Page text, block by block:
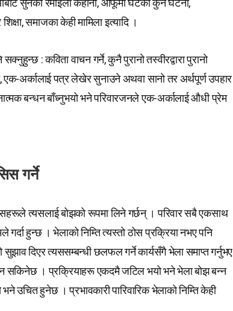
सुनेको रमाइला कहानी, आफूमा घटेको कुनै घटना,
समाजका केही मामिला इत्यादि ।
: कविता वाचन गर्ने, कुनै पुरानो तस्वीरद्वारा पुरानो
अर्कालाई पत्र लेखेर सुनाउने अथवा सानो तर अर्थपूर्ण उपहार
बन्धन बाँध्नुभयो भने परिवारजनले एक-अर्कालाई औधी प्रेम
गर्ने
त्यसलाई बोझको रूपमा लिने गर्छन् । परिवार सबै एकसाथ
गर्दा हुन्छ । भेलाको निम्ति त्यस्तो ठोस प्रक्रिया नभए पनि
सुझाव दिएर त्यससम्बन्धी छलफल गर्ने कार्यसँगै भेला समाप्त गर्नुभए
सकिनेछ । प्रक्रियाहरू एकदमै जटिल भयो भने भेला बोझ बन्न
उचित हुनेछ । प्रभावकारी पारिवारिक भेलाको निम्ति केही